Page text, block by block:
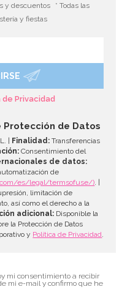
y descuentos
* Todas las
y fiestas
Privacidad
Protección de Datos
| Finalidad: Transferencias
Consentimiento del
de datos:
de
es/legal/termsofuse/). |
limitación de
así como el derecho a la
adicional: Disponible la
la Protección de Datos
y Política de Privacidad.
mi consentimiento a recibir
mi e-mail y confirmo que he